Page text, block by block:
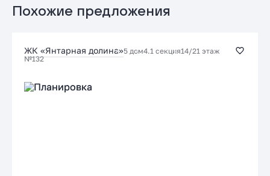
Похожие предложения
ЖК «Янтарная долина»5 дом4.1 секция14/21 этаж
№132